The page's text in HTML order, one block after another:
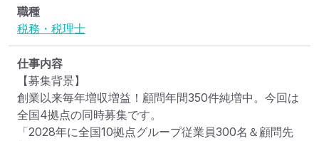
職種
税務・税理士
仕事内容
【募集背景】
創業以来毎年増収増益！顧問年間350件純増中。今回は
全国4拠点の同時募集です。
「2028年に全国10拠点グループ従業員300名＆顧問先